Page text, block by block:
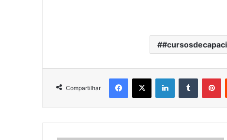
Compartilhar
Facebook
X LinkedinTumblr